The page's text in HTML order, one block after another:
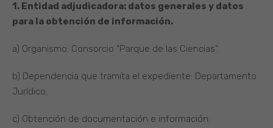
1. Entidad adjudicadora: datos generales y datos
para la obtención de información.
a) Organismo: Consorcio “Parque de las Ciencias”.
b) Dependencia que tramita el expediente: Departamento
Jurídico.
c) Obtención de documentación e información: